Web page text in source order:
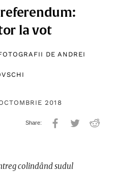
la vot
DEANDREI
2018
colindând sudul